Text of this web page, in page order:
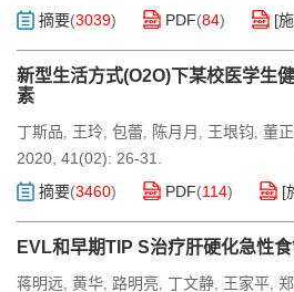
摘要(3039) PDF(84) [
新型生活方式(O2O)下某校医学生
素
丁斯品, 王玲, 包蕾, 陈月月 , 王垠钧, 董
2020, 41(02): 26-31.
摘要(3460) PDF(114) [
EVL和早期TIP S治疗肝硬化急性
蒋明远, 黄华, 路明亮, 丁文静, 王家平,